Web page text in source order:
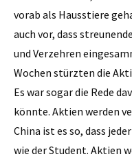
vorab als Hausstiere
auch vor, dass
und Verzehren
Wochen stürzten die
Es war sogar die Rede
könnte. Aktien werden
China ist es so, dass
wie der Student. Aktien